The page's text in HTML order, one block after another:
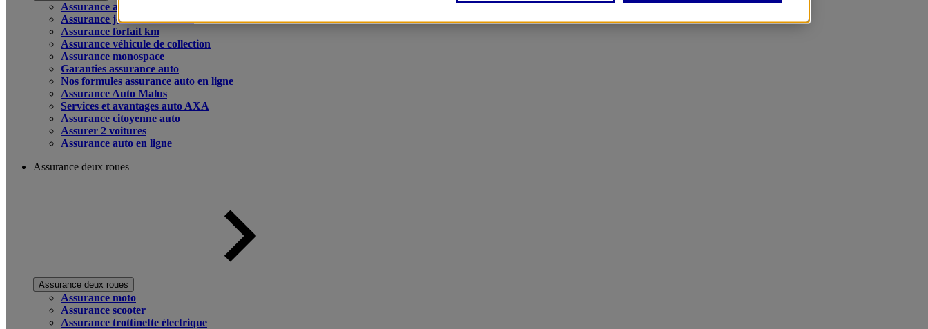
Assurance auto
Assurance jeune conducteur
Assurance forfait km
Assurance véhicule de collection
Assurance monospace
Garanties assurance auto
Nos formules assurance auto en ligne
Assurance Auto Malus
Services et avantages auto AXA
Assurance citoyenne auto
Assurer 2 voitures
Assurance auto en ligne
Assurance deux roues
Assurance deux roues
Assurance moto
Assurance scooter
Assurance trottinette électrique